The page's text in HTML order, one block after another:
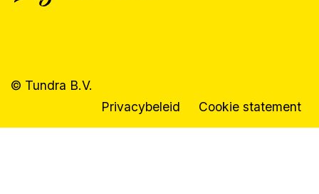
© Tundra B.V.
Privacybeleid
Cookie statement